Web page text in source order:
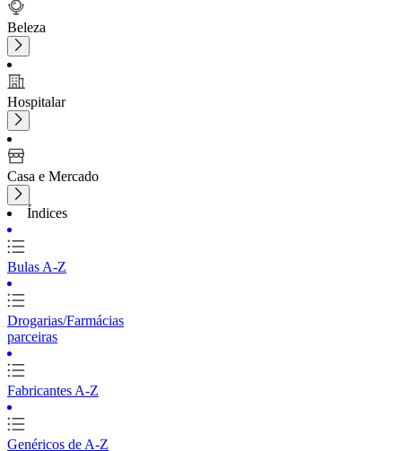
Beleza
Hospitalar
Casa e Mercado
Índices
Bulas A-Z
Drogarias/Farmácias
parceiras
Fabricantes A-Z
Genéricos de A-Z